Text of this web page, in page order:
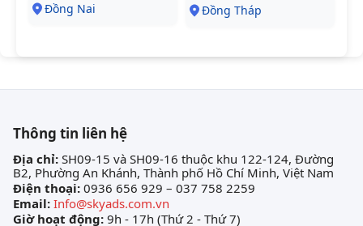
Đồng Nai Đồng Tháp
Thông tin liên hệ
Địa chỉ: SH09-15 và SH09-16 thuộc khu 122-124, Đường
B2, Phường An Khánh, Thành phố Hồ Chí Minh, Việt Nam
Điện thoại: 0936 656 929 – 037 758 2259
Email: Info@skyads.com.vn
Giờ hoạt động: 9h - 17h (Thứ 2 - Thứ 7)